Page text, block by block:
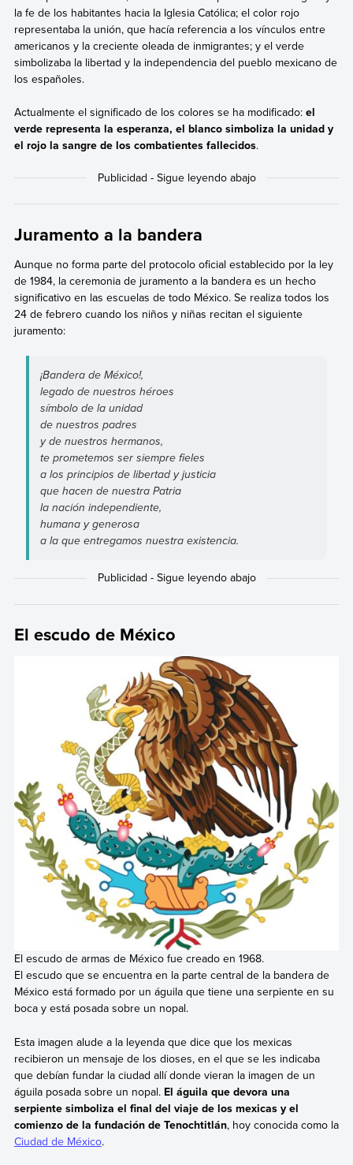
la fe de los habitantes hacia la Iglesia Católica; el color rojo
representaba la unión, que hacía referencia a los vínculos entre
americanos y la creciente oleada de inmigrantes; y el verde
simbolizaba la libertad y la independencia del pueblo mexicano de
los españoles.
Actualmente el significado de los colores se ha modificado: el
verde representa la esperanza, el blanco simboliza la unidad y
el rojo la sangre de los combatientes fallecidos.
Juramento a la bandera
Aunque no forma parte del protocolo oficial establecido por la ley
de 1984, la ceremonia de juramento a la bandera es un hecho
significativo en las escuelas de todo México. Se realiza todos los
24 de febrero cuando los niños y niñas recitan el siguiente
juramento:
¡Bandera de México!,
legado de nuestros héroes
símbolo de la unidad
de nuestros padres
y de nuestros hermanos,
te prometemos ser siempre fieles
a los principios de libertad y justicia
que hacen de nuestra Patria
la nación independiente,
humana y generosa
a la que entregamos nuestra existencia.
El escudo de México
El escudo de armas de México fue creado en 1968.
El escudo que se encuentra en la parte central de la bandera de
México está formado por un águila que tiene una serpiente en su
boca y está posada sobre un nopal.
Esta imagen alude a la leyenda que dice que los mexicas
recibieron un mensaje de los dioses, en el que se les indicaba
que debían fundar la ciudad allí donde vieran la imagen de un
águila posada sobre un nopal. El águila que devora una
serpiente simboliza el final del viaje de los mexicas y el
comienzo de la fundación de Tenochtitlán, hoy conocida como la
Ciudad de México.